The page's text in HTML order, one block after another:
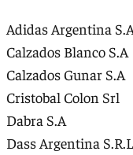
Adidas Argentina
Calzados Blanco S.A
Calzados Gunar S.A
Cristobal Colon Srl
Dabra S.A
Dass Argentina S.R.L